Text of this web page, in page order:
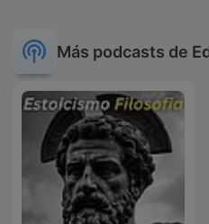
Más podcasts de